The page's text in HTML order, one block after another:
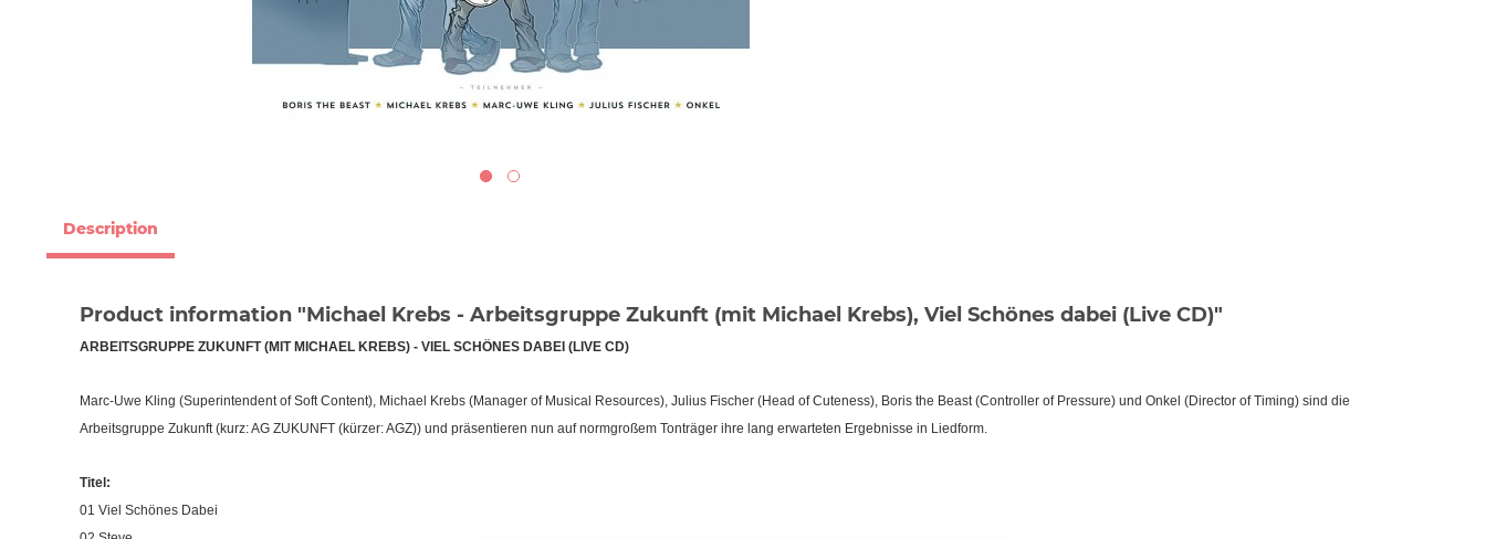
Description
Product information "Michael Krebs - Arbeitsgruppe Zukunft (mit Michael Krebs), Viel Schönes dabei (Live CD)"
ARBEITSGRUPPE ZUKUNFT (MIT MICHAEL KREBS) - VIEL SCHÖNES DABEI (LIVE CD)
Marc-Uwe Kling (Superintendent of Soft Content), Michael Krebs (Manager of Musical Resources), Julius Fischer (Head of Cuteness), Boris the Beast (Controller of Pressure) und Onkel (Director of Timing) sind die
Arbeitsgruppe Zukunft (kurz: AG ZUKUNFT (kürzer: AGZ)) und präsentieren nun auf normgroßem Tonträger ihre lang erwarteten Ergebnisse in Liedform.
Titel:
01 Viel Schönes Dabei